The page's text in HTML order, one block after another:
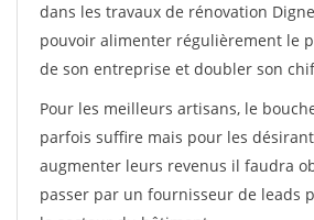
dans les travaux de rénovation
pouvoir alimenter régulièrement le
de son entreprise et doubler son
Pour les meilleurs artisans, le
parfois suffire mais pour les
augmenter leurs revenus il faudra
passer par un fournisseur de leads